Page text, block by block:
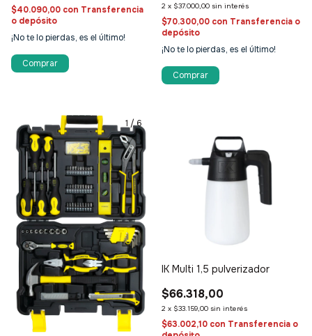
$40.090,00 con Transferencia
o depósito
¡No te lo pierdas, es el último!
2 x $37.000,00 sin interés
$70.300,00 con Transferencia o
depósito
¡No te lo pierdas, es el último!
1 /6
IK Multi 1,5 pulverizador
$66.318,00
2 x $33.159,00 sin interés
$63.002,10 con Transferencia o